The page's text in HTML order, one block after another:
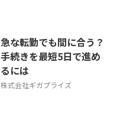
急な転勤でも間に合う？
手続きを最短5日で進め
るには
株式会社ギガプライズ